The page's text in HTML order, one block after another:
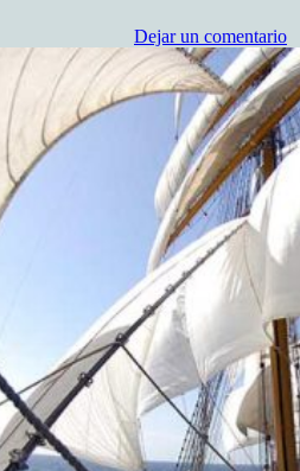
Dejar un comentario